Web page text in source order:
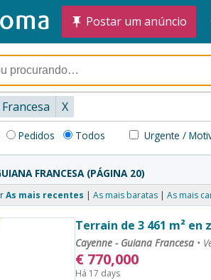
Postar um anúncio
X
Pedidos Todos Urgente /
FRANCESA (PÁGINA 20)
As mais recentes As mais baratas As mais
Terrain de 3 461 m² en
Cayenne - Guiana Francesa •
€ 770,000
Há 17 days